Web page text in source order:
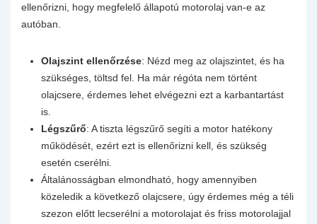
ellenőrizni, hogy megfelelő állapotú motorolaj van-e az
autóban.
Olajszint ellenőrzése: Nézd meg az olajszintet, és ha
szükséges, töltsd fel. Ha már régóta nem történt
olajcsere, érdemes lehet elvégezni ezt a karbantartást
is.
Légszűrő: A tiszta légszűrő segíti a motor hatékony
működését, ezért ezt is ellenőrizni kell, és szükség
esetén cserélni.
Általánosságban elmondható, hogy amennyiben
közeledik a következő olajcsere, úgy érdemes még a téli
szezon előtt lecserélni a motorolajat és friss motorolajjal